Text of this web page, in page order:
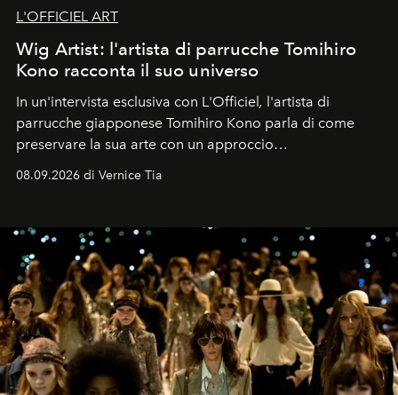
L'OFFICIEL ART
Wig Artist: l'artista di parrucche Tomihiro
Kono racconta il suo universo
In un'intervista esclusiva con L'Officiel , l'artista di
parrucche giapponese Tomihiro Kono parla di come
preservare la sua arte con un approccio
contemporaneo.
08.09.2026 di Vernice Tia